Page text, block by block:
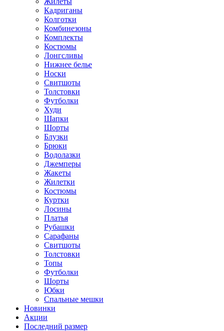
Кадриганы
Колготки
Комбинезоны
Комплекты
Костюмы
Лонгсливы
Нижнее белье
Носки
Свитшоты
Толстовки
Футболки
Худи
Шапки
Шорты
Блузки
Брюки
Водолазки
Джемперы
Жакеты
Жилетки
Костюмы
Куртки
Лосины
Платья
Рубашки
Сарафаны
Свитшоты
Толстовки
Топы
Футболки
Шорты
Юбки
Спальные мешки
Новинки
Акции
Последний размер